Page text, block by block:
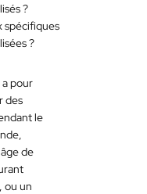
?
spécifiques
?
pour
des
le
de
ou un